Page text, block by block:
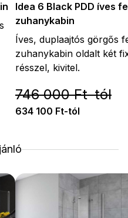
Idea 6 Black PDD íves
zuhanykabin
Íves, duplaajtós görgős
zuhanykabin oldalt két
résszel, kivitel.
746 000 Ft-tól
634 100 Ft-tól